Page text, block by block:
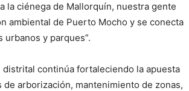
la ciénega de Mallorquín, nuestra gente
ambiental de Puerto Mocho y se conecta
y parques”.
continúa fortaleciendo la apuesta
arborización, mantenimiento de zonas,